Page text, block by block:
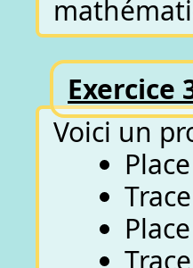
Exercice
Voici un